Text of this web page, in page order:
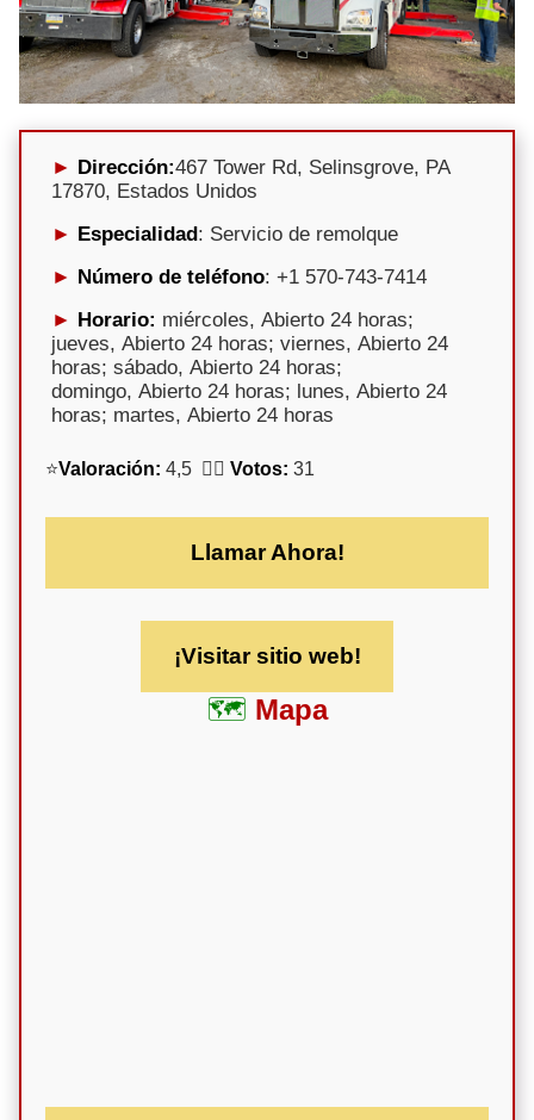
Dirección:467 Tower Rd, Selinsgrove, PA
17870, Estados Unidos
Especialidad : Servicio de remolque
Número de teléfono: +1 570-743-7414
Horario: miércoles, Abierto 24 horas;
jueves, Abierto 24 horas; viernes, Abierto 24
horas; sábado, Abierto 24 horas;
domingo, Abierto 24 horas; lunes, Abierto 24
horas; martes, Abierto 24 horas
⭐Valoración: 4,5 🕵️‍♀️ Votos: 31
Llamar Ahora!
¡Visitar sitio web!
Mapa